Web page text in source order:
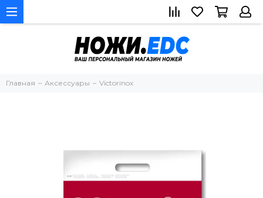
Главная Аксессуары Victorinox